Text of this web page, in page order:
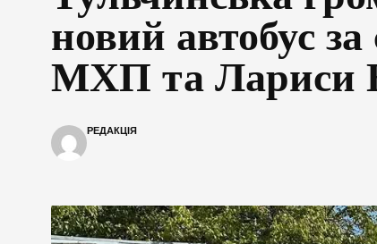
новий автобус
МХП та Лариси
РЕДАКЦІЯ